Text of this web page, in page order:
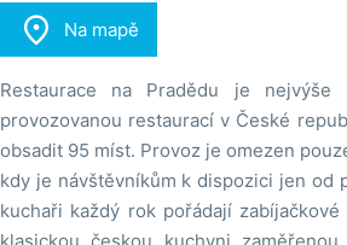
 Na mapě
Restaurace na Pradědu je nejvýše
provozovanou restaurací v České
obsadit 95 míst. Provoz je omezen
kdy je návštěvníkům k dispozici jen od
kuchaři každý rok pořádají